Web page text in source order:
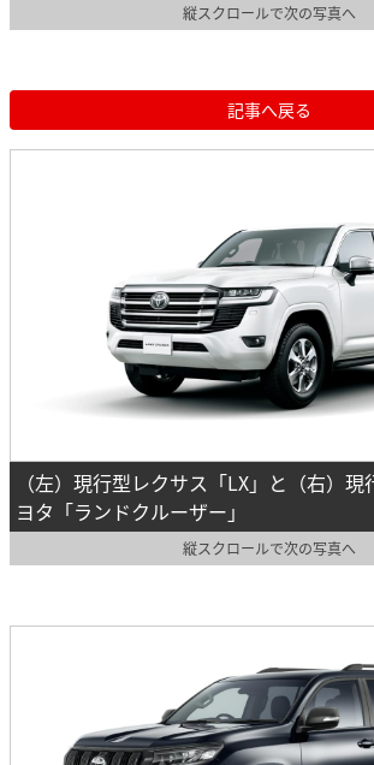
縦スクロールで次の写真へ
記事へ戻る
（左）現行型レクサス「LX」と（右）現
ヨタ「ランドクルーザー」
縦スクロールで次の写真へ